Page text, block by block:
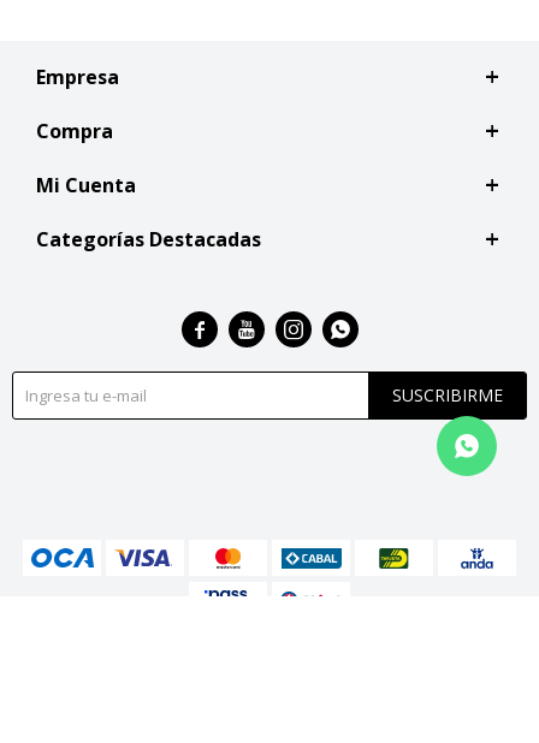
Empresa
Compra
Mi Cuenta
Categorías Destacadas
SUSCRIBIRME
   